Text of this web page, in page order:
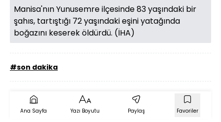
Manisa'nın Yunusemre ilçesinde 83 yaşındaki bir
şahıs, tartıştığı 72 yaşındaki eşini yatağında
boğazını keserek öldürdü. (İHA)
#son dakika
Ana Sayfa Yazı Boyutu Paylaş Favoriler